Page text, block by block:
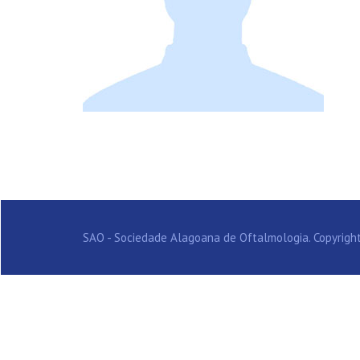
SAO - Sociedade Alagoana de Oftalmologia.